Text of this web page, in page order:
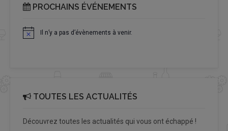
PROCHAINS ÉVÉNEMENTS
Notice Il n’y a pas d’évènements à venir.
TOUTES LES ACTUALITÉS
Découvrez toutes les actualités qui vous ont échappé !